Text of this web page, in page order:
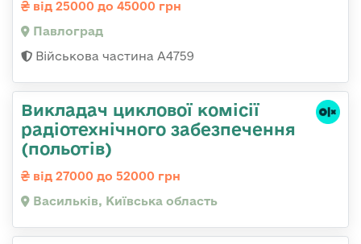
від 25000 до 45000 грн
Павлоград
Військова частина А4759
Викладач циклової комісії
радіотехнічного забезпечення
(польотів)
від 27000 до 52000 грн
Васильків, Київська область